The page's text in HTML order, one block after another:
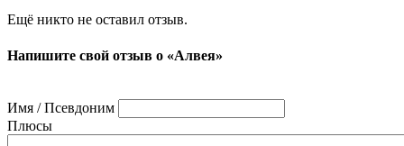
Ещё никто не оставил отзыв.
Напишите свой отзыв о «Алвея»
Имя / Псевдоним
Плюсы